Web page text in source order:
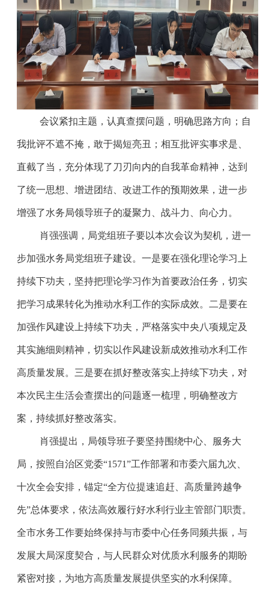
会议紧扣主题，认真查摆问题，明确思路方向；自
我批评不遮不掩，敢于揭短亮丑；相互批评实事求是、
直截了当，充分体现了刀刃向内的自我革命精神，达到
了统一思想、增进团结、改进工作的预期效果，进一步
增强了水务局领导班子的凝聚力、战斗力、向心力。
肖强强调，局党组班子要以本次会议为契机，进一
步加强水务局党组班子建设。一是要在强化理论学习上
持续下功夫，坚持把理论学习作为首要政治任务，切实
把学习成果转化为推动水利工作的实际成效。二是要在
加强作风建设上持续下功夫，严格落实中央八项规定及
其实施细则精神，切实以作风建设新成效推动水利工作
高质量发展。三是要在抓好整改落实上持续下功夫，对
本次民主生活会查摆出的问题逐一梳理，明确整改方
案，持续抓好整改落实。
肖强提出，局领导班子要坚持围绕中心、服务大
局，按照自治区党委“1571”工作部署和市委六届九次、
十次全会安排，锚定“全方位提速追赶、高质量跨越争
先”总体要求，依法高效履行好水利行业主管部门职责。
全市水务工作要始终保持与市委中心任务同频共振，与
发展大局深度契合，与人民群众对优质水利服务的期盼
紧密对接，为地方高质量发展提供坚实的水利保障。